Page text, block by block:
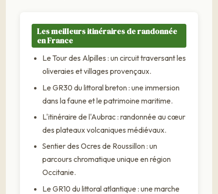
Les meilleurs itinéraires de randonnée
en France
Le Tour des Alpilles : un circuit traversant les
oliveraies et villages provençaux.
Le GR30 du littoral breton : une immersion
dans la faune et le patrimoine maritime.
L'itinéraire de l'Aubrac : randonnée au cœur
des plateaux volcaniques médiévaux.
Sentier des Ocres de Roussillon : un
parcours chromatique unique en région
Occitanie.
Le GR10 du littoral atlantique : une marche